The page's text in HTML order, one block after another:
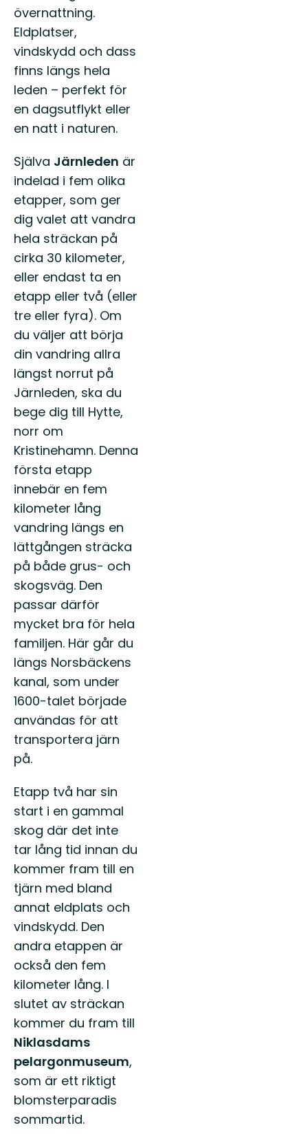
övernattning.
Eldplatser,
vindskydd och dass
finns längs hela
leden – perfekt för
en dagsutflykt eller
en natt i naturen.
Själva Järnleden är
indelad i fem olika
etapper, som ger
dig valet att vandra
hela sträckan på
cirka 30 kilometer,
eller endast ta en
etapp eller två (eller
tre eller fyra). Om
du väljer att börja
din vandring allra
längst norrut på
Järnleden, ska du
bege dig till Hytte,
norr om
Kristinehamn. Denna
första etapp
innebär en fem
kilometer lång
vandring längs en
lättgången sträcka
på både grus- och
skogsväg. Den
passar därför
mycket bra för hela
familjen. Här går du
längs Norsbäckens
kanal, som under
1600-talet började
användas för att
transportera järn
på.
Etapp två har sin
start i en gammal
skog där det inte
tar lång tid innan du
kommer fram till en
tjärn med bland
annat eldplats och
vindskydd. Den
andra etappen är
också den fem
kilometer lång. I
slutet av sträckan
kommer du fram till
Niklasdams
pelargonmuseum,
som är ett riktigt
blomsterparadis
sommartid.